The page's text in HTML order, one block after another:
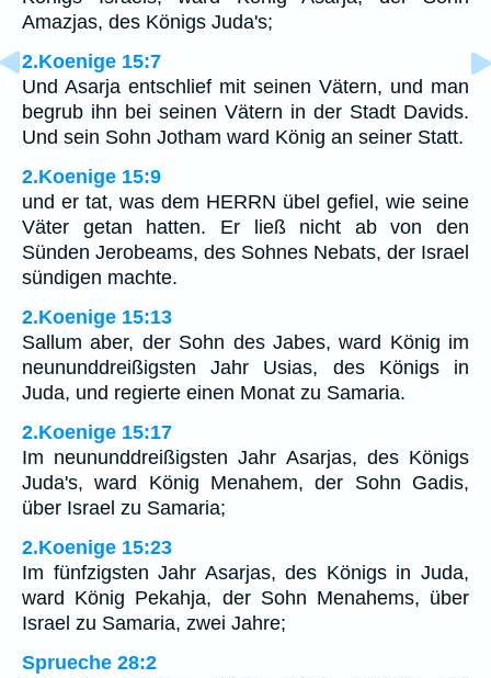
Amazjas, des Königs Juda's;
2.Koenige 15:7
Und Asarja entschlief mit seinen Vätern, und man
begrub ihn bei seinen Vätern in der Stadt Davids.
Und sein Sohn Jotham ward König an seiner Statt.
2.Koenige 15:9
und er tat, was dem HERRN übel gefiel, wie seine
Väter getan hatten. Er ließ nicht ab von den
Sünden Jerobeams, des Sohnes Nebats, der Israel
sündigen machte.
2.Koenige 15:13
Sallum aber, der Sohn des Jabes, ward König im
neununddreißigsten Jahr Usias, des Königs in
Juda, und regierte einen Monat zu Samaria.
2.Koenige 15:17
Im neununddreißigsten Jahr Asarjas, des Königs
Juda's, ward König Menahem, der Sohn Gadis,
über Israel zu Samaria;
2.Koenige 15:23
Im fünfzigsten Jahr Asarjas, des Königs in Juda,
ward König Pekahja, der Sohn Menahems, über
Israel zu Samaria, zwei Jahre;
Sprueche 28:2